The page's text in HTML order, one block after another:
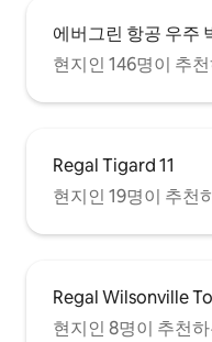
에버그린 항공 우주
현지인 146명이 추
Regal Tigard 11
현지인 19명이 추천
Regal Wilsonville
현지인 8명이 추천